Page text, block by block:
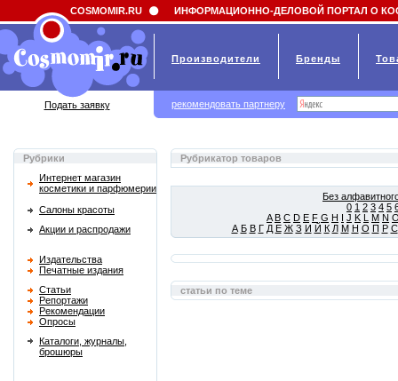
Field 'news_title' doesn't have a default value
Рубрики
Интернет магазин
косметики и парфюмерии
Салоны красоты
Акции и распродажи
Издательства
Печатные издания
Статьи
Репортажи
Рекомендации
Опросы
Каталоги, журналы,
брошюры
Рубрикатор товаров
Без
0 1 2 3 4 5
A B C D E F G H I J K L M N
А Б В Г Д Е Ж З И Й К Л М Н О П Р С
статьи по теме
COSMOMIR.RU ИНФОРМАЦИОННО-ДЕЛОВОЙ ПОРТАЛ О
Производители Бренды
Подать заявку рекомендовать партнеру